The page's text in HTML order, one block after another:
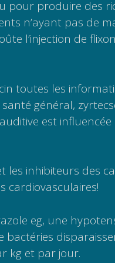
pour produire des
n’ayant pas de
l’injection de
toutes les
général,
est
les inhibiteurs des
cardiovasculaires!
eg, une
bactéries
kg et par jour.